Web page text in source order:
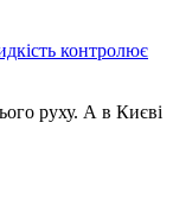
контролює
руху. А в Києві